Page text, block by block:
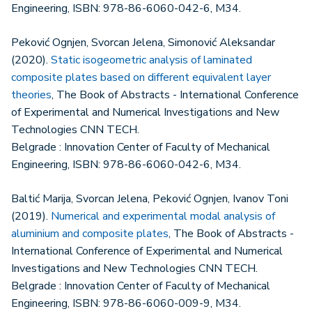
Engineering, ISBN: 978-86-6060-042-6, M34.
Peković Ognjen, Svorcan Jelena, Simonović Aleksandar
(2020). Static isogeometric analysis of laminated
composite plates based on different equivalent layer
theories, The Book of Abstracts - International Conference
of Experimental and Numerical Investigations and New
Technologies CNN TECH.
Belgrade : Innovation Center of Faculty of Mechanical
Engineering, ISBN: 978-86-6060-042-6, M34.
Baltić Marija, Svorcan Jelena, Peković Ognjen, Ivanov Toni
(2019). Numerical and experimental modal analysis of
aluminium and composite plates, The Book of Abstracts -
International Conference of Experimental and Numerical
Investigations and New Technologies CNN TECH.
Belgrade : Innovation Center of Faculty of Mechanical
Engineering, ISBN: 978-86-6060-009-9, M34.